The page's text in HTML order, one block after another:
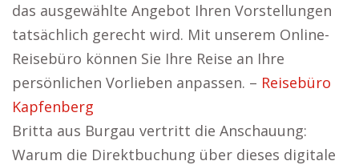
das ausgewählte Angebot Ihren Vorstellungen
tatsächlich gerecht wird. Mit unserem Online-
Reisebüro können Sie Ihre Reise an Ihre
persönlichen Vorlieben anpassen. – Reisebüro
Kapfenberg
Britta aus Burgau vertritt die Anschauung:
Warum die Direktbuchung über dieses digitale